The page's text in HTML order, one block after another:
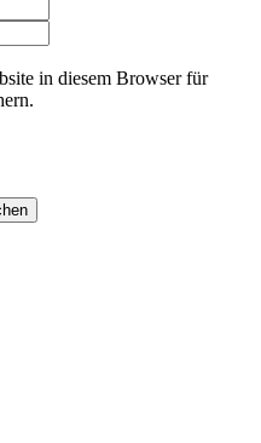
in diesem Browser für